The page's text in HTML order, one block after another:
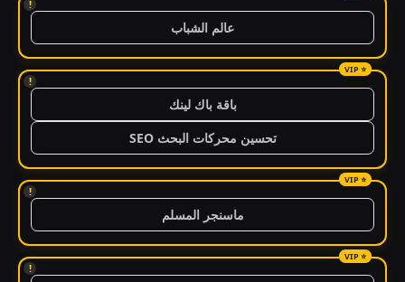
!
عالم الشباب
!
باقة باك لينك
تحسين محركات البحث SEO
!
ماسنجر المسلم
!